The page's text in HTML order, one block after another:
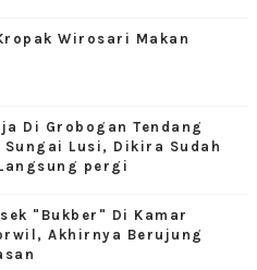
Wirosari Makan
Di Grobogan Tendang
Sungai Lusi, Dikira Sudah
pergi
"Bukber" Di Kamar
Akhirnya Berujung